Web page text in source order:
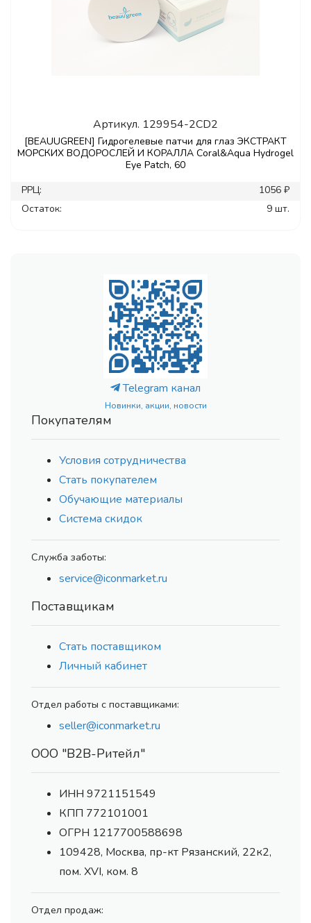
Артикул. 129954-2CD2
[BEAUUGREEN] Гидрогелевые патчи для глаз ЭКСТРАКТ
МОРСКИХ ВОДОРОСЛЕЙ И КОРАЛЛА Coral&Aqua Hydrogel
Eye Patch, 60
РРЦ:
1056 ₽
Остаток:
9 шт.
Telegram канал
Новинки, акции, новости
Покупателям
Условия сотрудничества
Стать покупателем
Обучающие материалы
Система скидок
Служба заботы:
service@iconmarket.ru
Поставщикам
Стать поставщиком
Личный кабинет
Отдел работы с поставщиками:
seller@iconmarket.ru
ООО "В2В-Ритейл"
ИНН 9721151549
КПП 772101001
ОГРН 1217700588698
109428, Москва, пр-кт Рязанский, 22к2,
пом. XVI, ком. 8
Отдел продаж: